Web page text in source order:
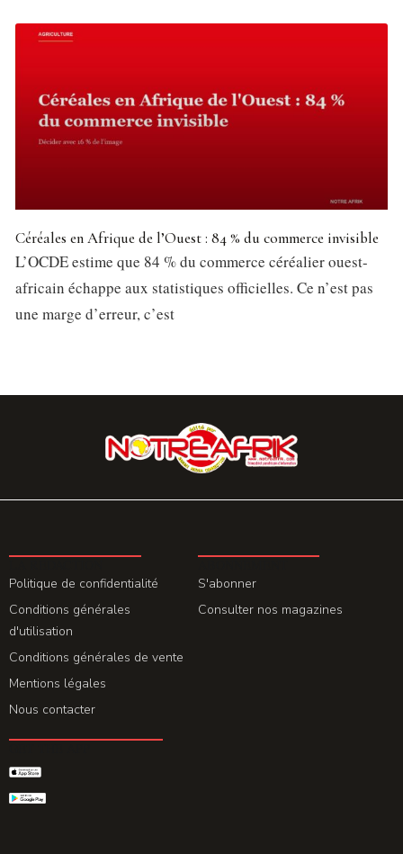
Céréales en Afrique de l’Ouest : 84 % du commerce invisible
L’OCDE estime que 84 % du commerce céréalier ouest-
africain échappe aux statistiques officielles. Ce n’est pas
une marge d’erreur, c’est
Politique de confidentialité
Conditions générales
d'utilisation
Conditions générales de vente
Mentions légales
Nous contacter
S'abonner
Consulter nos magazines